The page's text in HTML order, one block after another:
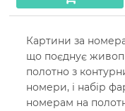
Картини за
що поєднує
полотно з
номери, і набір
номерам на